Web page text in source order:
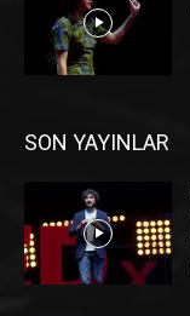
SON YAYINLAR